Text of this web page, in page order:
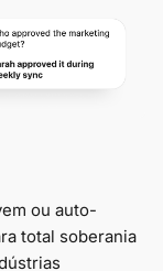
ou auto-
total soberania